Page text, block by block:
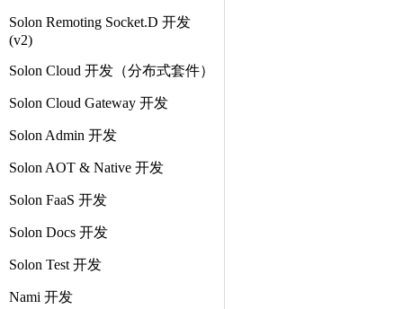
Solon Remoting Socket.D 开发
(v2)
Solon Cloud 开发（分布式套件）
Solon Cloud Gateway 开发
Solon Admin 开发
Solon AOT & Native 开发
Solon FaaS 开发
Solon Docs 开发
Solon Test 开发
Nami 开发